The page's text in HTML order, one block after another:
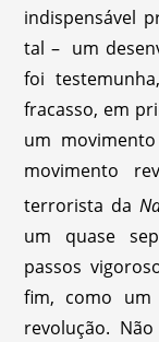
indispensável
tal – um
foi
fracasso, em
um
movimento
terrorista da
um quase
passos
fim, como um
revolução.